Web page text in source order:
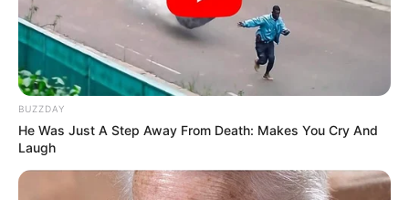
BUZZDAY
He Was Just A Step Away From Death: Makes You Cry And
Laugh